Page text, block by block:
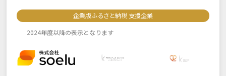
企業版ふるさと納税 支援企業
2024年度以降の表示となります